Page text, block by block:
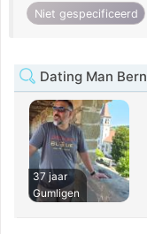
Niet gespecificeerd
Dating Man Bern
37 jaar
Gumligen